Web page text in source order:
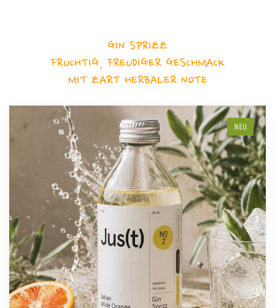
GIN SPRIZZ
FRUCHTIG, FREUDIGER GESCHMACK
MIT ZART HERBALER NOTE
NEU